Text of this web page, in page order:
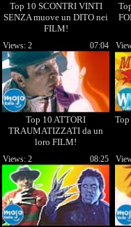
Top 10 SCONTRI VINTI
SENZA muove un DITO nei
FILM!
Top 10 ATTORI
TRAUMATIZZATI da un
loro FILM!
07:04
Views: 2
08:25
Views: 2